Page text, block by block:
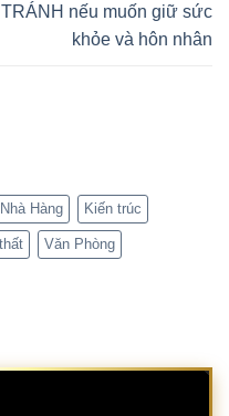
TRÁNH nếu muốn giữ sức
khỏe và hôn nhân
Hàng Kiến trúc
Văn Phòng